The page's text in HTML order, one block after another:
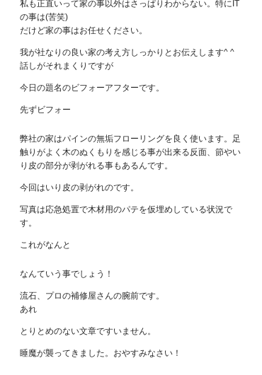
私も正直いって家の事以外はさっぱりわからない。特にIT
の事は(苦笑)
だけど家の事はお任せください。
我が社なりの良い家の考え方しっかりとお伝えします^ ^
話しがそれまくりですが
今日の題名のビフォーアフターです。
先ずビフォー
弊社の家はパインの無垢フローリングを良く使います。足
触りがよく木のぬくもりを感じる事が出来る反面、節やい
り皮の部分が剥がれる事もあるんです。
今回はいり皮の剥がれのです。
写真は応急処置で木材用のパテを仮埋めしている状況で
す。
これがなんと
なんていう事でしょう！
流石、プロの補修屋さんの腕前です。
あれ
とりとめのない文章ですいません。
睡魔が襲ってきました。おやすみなさい！